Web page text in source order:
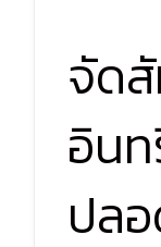
จัด
อิน
ปล